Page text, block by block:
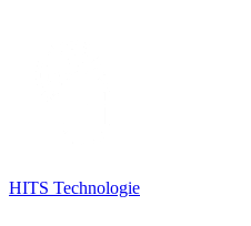
HITS Technologie